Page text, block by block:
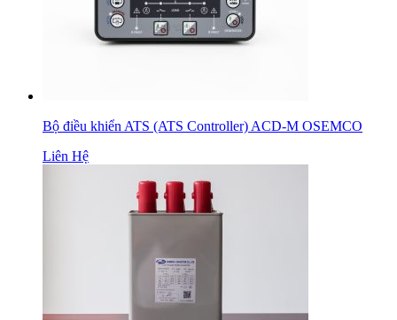
Bộ điều khiển ATS (ATS Controller) ACD-M OSEMCO
Liên Hệ